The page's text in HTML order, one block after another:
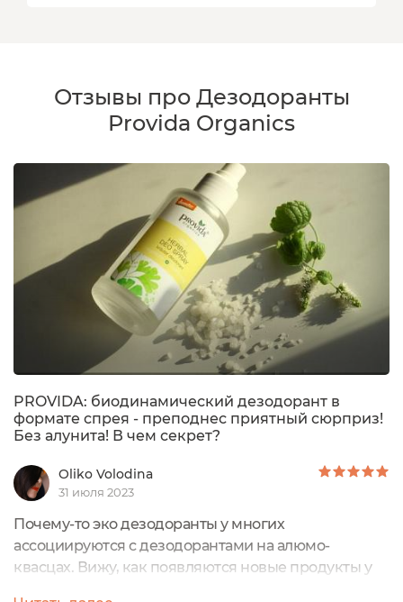
Отзывы про Дезодоранты
Provida Organics
PROVIDA: биодинамический дезодорант в
формате спрея - преподнес приятный сюрприз!
Без алунита! В чем секрет?
Oliko Volodina
31 июля 2023
Почему-то эко дезодоранты у многих
ассоциируются с дезодорантами на алюмо-
квасцах. Вижу, как появляются новые продукты у